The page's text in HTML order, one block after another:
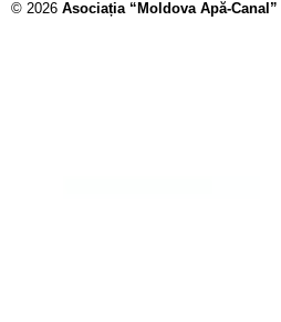
© 2026 Asociația “Moldova Apă-Canal”